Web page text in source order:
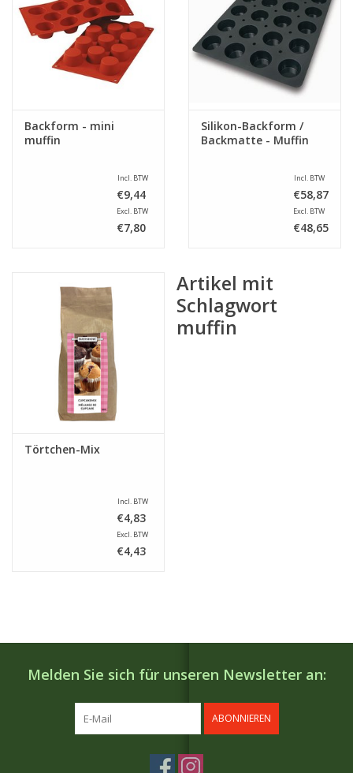
Backform - mini
muffin
Incl. BTW
€9,44
Excl. BTW
€7,80
Silikon-Backform /
Backmatte - Muffin
Incl. BTW
€58,87
Excl. BTW
€48,65
Törtchen-Mix
Incl. BTW
€4,83
Excl. BTW
€4,43
Artikel mit
Schlagwort
muffin
Melden Sie sich für unseren Newsletter an:
ABONNIEREN